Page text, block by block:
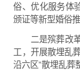
俗、优化服务体
颁证等新型婚俗
二是殡葬改
工，开展散埋乱
沿六区”散埋乱葬